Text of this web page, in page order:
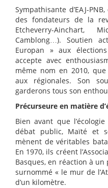
Sympathisante d’EAJ-
des fondateurs de la
Etcheverry-Ainchart,
Camblong…). Soutien
Europan » aux
accepte avec
même nom en 2010,
aux régionales. Son
garderons tous son
Précurseure en matière
Bien avant que
débat public, Maïté et
mènent de véritables
En 1970, ils créent
Basques, en réaction à
surnommé « le mur de
d’un kilomètre.